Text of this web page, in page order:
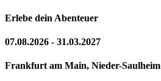
Erlebe dein Abenteuer
07.08.2026 - 31.03.2027
Frankfurt am Main, Nieder-Saulheim